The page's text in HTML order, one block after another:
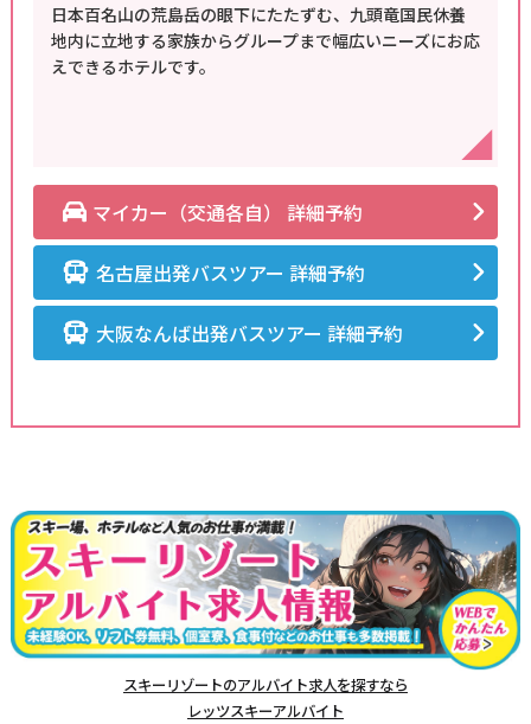
日本百名山の荒島岳の眼下にたたずむ、九頭竜国民休養
地内に立地する家族からグループまで幅広いニーズにお応
えできるホテルです。
マイカー（交通各自） 詳細予約
名古屋出発バスツアー 詳細予約
大阪なんば出発バスツアー 詳細予約
スキーリゾートのアルバイト求人を探すなら
レッツスキーアルバイト